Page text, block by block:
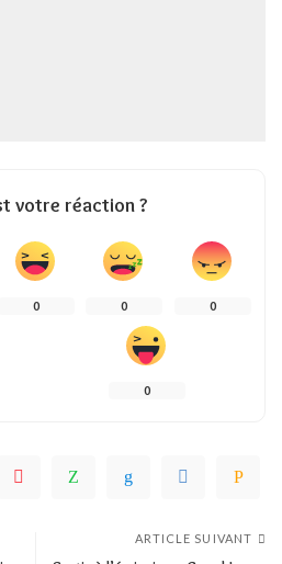
votre réaction ?
0 0 0
0
ARTICLE SUIVANT